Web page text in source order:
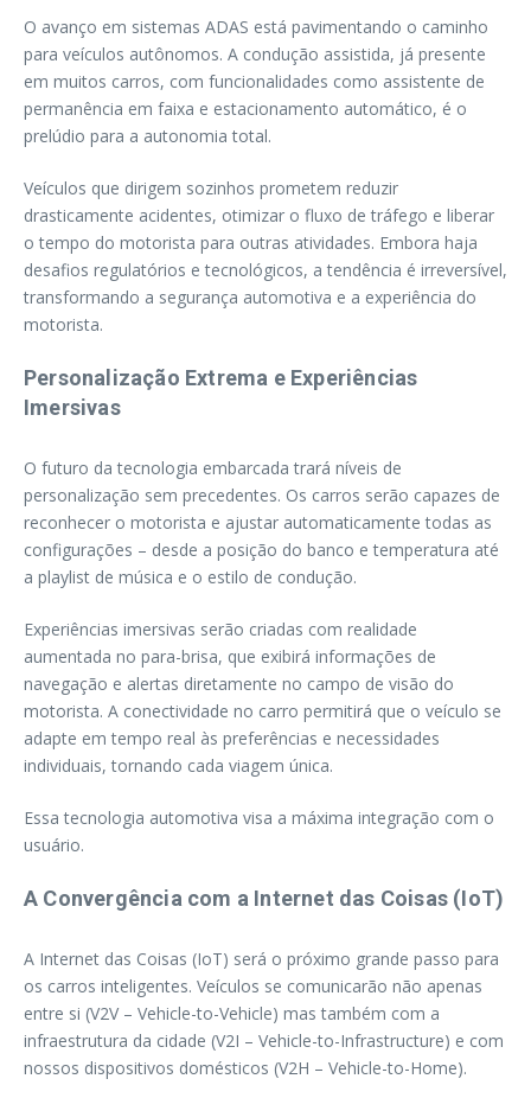
O avanço em sistemas ADAS está pavimentando o caminho
para veículos autônomos. A condução assistida, já presente
em muitos carros, com funcionalidades como assistente de
permanência em faixa e estacionamento automático, é o
prelúdio para a autonomia total.
Veículos que dirigem sozinhos prometem reduzir
drasticamente acidentes, otimizar o fluxo de tráfego e liberar
o tempo do motorista para outras atividades. Embora haja
desafios regulatórios e tecnológicos, a tendência é irreversível,
transformando a segurança automotiva e a experiência do
motorista.
Personalização Extrema e Experiências
Imersivas
O futuro da tecnologia embarcada trará níveis de
personalização sem precedentes. Os carros serão capazes de
reconhecer o motorista e ajustar automaticamente todas as
configurações – desde a posição do banco e temperatura até
a playlist de música e o estilo de condução.
Experiências imersivas serão criadas com realidade
aumentada no para-brisa, que exibirá informações de
navegação e alertas diretamente no campo de visão do
motorista. A conectividade no carro permitirá que o veículo se
adapte em tempo real às preferências e necessidades
individuais, tornando cada viagem única.
Essa tecnologia automotiva visa a máxima integração com o
usuário.
A Convergência com a Internet das Coisas (IoT)
A Internet das Coisas (IoT) será o próximo grande passo para
os carros inteligentes. Veículos se comunicarão não apenas
entre si (V2V – Vehicle-to-Vehicle) mas também com a
infraestrutura da cidade (V2I – Vehicle-to-Infrastructure) e com
nossos dispositivos domésticos (V2H – Vehicle-to-Home).